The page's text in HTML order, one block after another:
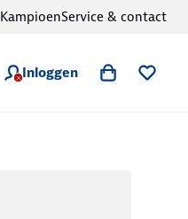
Inloggen
KampioenService & contact